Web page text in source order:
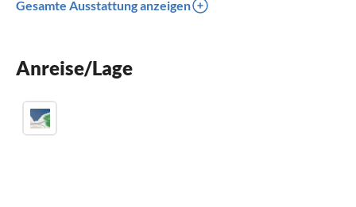
Parkplatz
Gesamte Ausstattung anzeigen
Anreise/Lage